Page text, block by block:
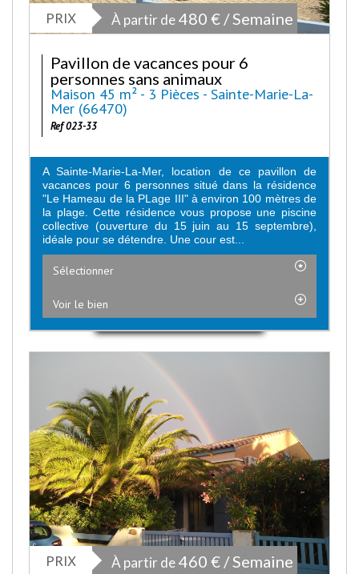
PRIX À partir de480 € / Semaine
Pavillon de vacances pour 6
personnes sans animaux
Maison 45 m² - 3 Pièces - Sainte-Marie-La-
Mer (66470)
Ref 023-33
A Sainte-Marie-La-Mer, location de ce pavillon de
vacances pour 6 personnes situé dans la résidence
"Le Hameau de la PLage III" à environ 100 mètres de
la plage. Cette résidence vous propose une piscine
collective (ouverture du 15 juin au 15 septembre),
idéale pour se détendre. Une cour est...
Sélectionner
Voir le bien
PRIX À partir de460 € / Semaine